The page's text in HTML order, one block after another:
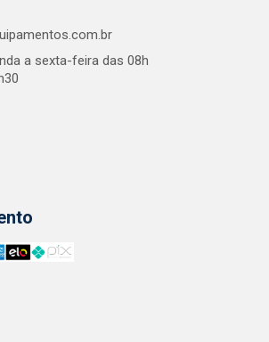
a sexta-feira das 08h